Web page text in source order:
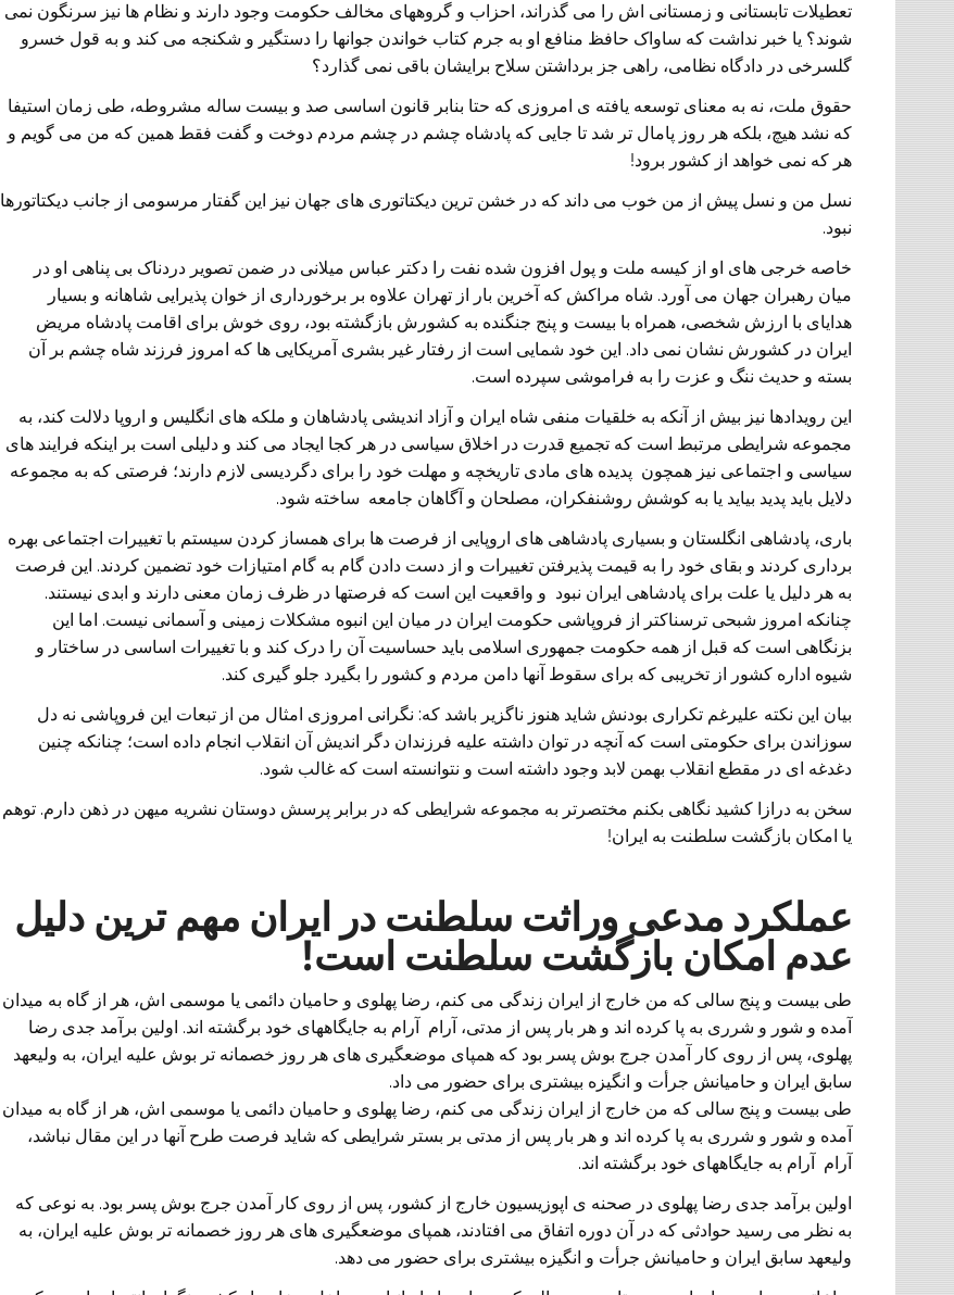
تعطیلات تابستانی و زمستانی اش را می گذراند، احزاب و گروههای مخالف حکومت وجود دارند و نظام ها نیز سرنگون نمی
شوند؟ یا خبر نداشت که ساواک حافظ منافع او به جرم کتاب خواندن جوانها را دستگیر و شکنجه می کند و به قول خسرو
گلسرخی در دادگاه نظامی، راهی جز برداشتن سلاح برایشان باقی نمی گذارد؟
حقوق ملت، نه به معنای توسعه یافته ی امروزی که حتا بنابر قانون اساسی صد و بیست ساله مشروطه، طی زمان استیفا
که نشد هیچ، بلکه هر روز پامال تر شد تا جایی که پادشاه چشم در چشم مردم دوخت و گفت فقط همین که من می گویم و
هر که نمی خواهد از کشور برود!
نسل من و نسل پیش از من خوب می داند که در خشن ترین دیکتاتوری های جهان نیز این گفتار مرسومی از جانب دیکتاتورها
نبود.
خاصه خرجی های او از کیسه ملت و پول افزون شده نفت را دکتر عباس میلانی در ضمن تصویر دردناک بی پناهی او در
میان رهبران جهان می آورد. شاه مراکش که آخرین بار از تهران علاوه بر برخورداری از خوان پذیرایی شاهانه و بسیار
هدایای با ارزش شخصی، همراه با بیست و پنج جنگنده به کشورش بازگشته بود، روی خوش برای اقامت پادشاه مریض
ایران در کشورش نشان نمی داد. این خود شمایی است از رفتار غیر بشری آمریکایی ها که امروز فرزند شاه چشم بر آن
بسته و حدیث ننگ و عزت را به فراموشی سپرده است.
این رویدادها نیز بیش از آنکه به خلقیات منفی شاه ایران و آزاد اندیشی پادشاهان و ملکه های انگلیس و اروپا دلالت کند، به
مجموعه شرایطی مرتبط است که تجمیع قدرت در اخلاق سیاسی در هر کجا ایجاد می کند و دلیلی است بر اینکه فرایند های
سیاسی و اجتماعی نیز همچون پدیده های مادی تاریخچه و مهلت خود را برای دگردیسی لازم دارند؛ فرصتی که به مجموعه
دلایل باید پدید بیاید یا به کوشش روشنفکران، مصلحان و آگاهان جامعه ساخته شود.
باری، پادشاهی انگلستان و بسیاری پادشاهی های اروپایی از فرصت ها برای همساز کردن سیستم با تغییرات اجتماعی بهره
برداری کردند و بقای خود را به قیمت پذیرفتن تغییرات و از دست دادن گام به گام امتیازات خود تضمین کردند. این فرصت
به هر دلیل یا علت برای پادشاهی ایران نبود و واقعیت این است که فرصتها در ظرف زمان معنی دارند و ابدی نیستند.
چنانکه امروز شبحی ترسناکتر از فروپاشی حکومت ایران در میان این انبوه مشکلات زمینی و آسمانی نیست. اما این
بزنگاهی است که قبل از همه حکومت جمهوری اسلامی باید حساسیت آن را درک کند و با تغییرات اساسی در ساختار و
شیوه اداره کشور از تخریبی که برای سقوط آنها دامن مردم و کشور را بگیرد جلو گیری کند.
بیان این نکته علیرغم تکراری بودنش شاید هنوز ناگزیر باشد که: نگرانی امروزی امثال من از تبعات این فروپاشی نه دل
سوزاندن برای حکومتی است که آنچه در توان داشته علیه فرزندان دگر اندیش آن انقلاب انجام داده است؛ چنانکه چنین
دغدغه ای در مقطع انقلاب بهمن لابد وجود داشته است و نتوانسته است که غالب شود.
سخن به درازا کشید نگاهی بکنم مختصرتر به مجموعه شرایطی که در برابر پرسش دوستان نشریه میهن در ذهن دارم. توهم
یا امکان بازگشت سلطنت به ایران!
عملکرد مدعی وراثت سلطنت در ایران مهم ترین دلیل
عدم امکان بازگشت سلطنت است!
طی بیست و پنج سالی که من خارج از ایران زندگی می کنم، رضا پهلوی و حامیان دائمی یا موسمی اش، هر از گاه به میدان
آمده و شور و شرری به پا کرده اند و هر بار پس از مدتی، آرام آرام به جایگاههای خود برگشته اند. اولین برآمد جدی رضا
پهلوی، پس از روی کار آمدن جرج بوش پسر بود که همپای موضعگیری های هر روز خصمانه تر بوش علیه ایران، به ولیعهد
سابق ایران و حامیانش جرأت و انگیزه بیشتری برای حضور می داد.
طی بیست و پنج سالی که من خارج از ایران زندگی می کنم، رضا پهلوی و حامیان دائمی یا موسمی اش، هر از گاه به میدان
آمده و شور و شرری به پا کرده اند و هر بار پس از مدتی بر بستر شرایطی که شاید فرصت طرح آنها در این مقال نباشد،
آرام آرام به جایگاههای خود برگشته اند.
اولین برآمد جدی رضا پهلوی در صحنه ی اپوزیسیون خارج از کشور، پس از روی کار آمدن جرج بوش پسر بود. به نوعی که
به نظر می رسید حوادثی که در آن دوره اتفاق می افتادند، همپای موضعگیری های هر روز خصمانه تر بوش علیه ایران، به
ولیعهد سابق ایران و حامیانش جرأت و انگیزه بیشتری برای حضور می دهد.